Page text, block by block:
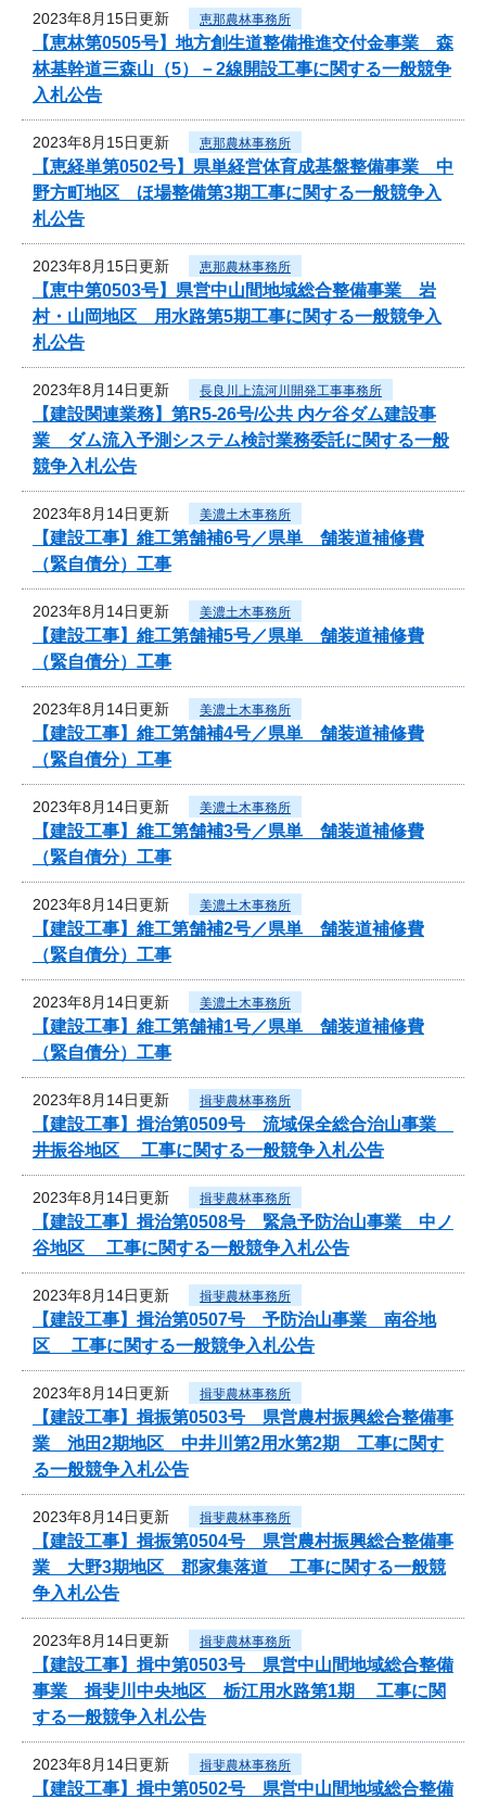
2023年8月15日更新 恵那農林事務所
【恵林第0505号】地方創生道整備推進交付金事業 森
林基幹道三森山（5）－2線開設工事に関する一般競争
入札公告
2023年8月15日更新 恵那農林事務所
【恵経単第0502号】県単経営体育成基盤整備事業 中
野方町地区 ほ場整備第3期工事に関する一般競争入
札公告
2023年8月15日更新 恵那農林事務所
【恵中第0503号】県営中山間地域総合整備事業 岩
村・山岡地区 用水路第5期工事に関する一般競争入
札公告
2023年8月14日更新 長良川上流河川開発工事事務所
【建設関連業務】第R5-26号/公共 内ケ谷ダム建設事
業 ダム流入予測システム検討業務委託に関する一般
競争入札公告
2023年8月14日更新 美濃土木事務所
【建設工事】維工第舗補6号／県単 舗装道補修費
（緊自債分）工事
2023年8月14日更新 美濃土木事務所
【建設工事】維工第舗補5号／県単 舗装道補修費
（緊自債分）工事
2023年8月14日更新 美濃土木事務所
【建設工事】維工第舗補4号／県単 舗装道補修費
（緊自債分）工事
2023年8月14日更新 美濃土木事務所
【建設工事】維工第舗補3号／県単 舗装道補修費
（緊自債分）工事
2023年8月14日更新 美濃土木事務所
【建設工事】維工第舗補2号／県単 舗装道補修費
（緊自債分）工事
2023年8月14日更新 美濃土木事務所
【建設工事】維工第舗補1号／県単 舗装道補修費
（緊自債分）工事
2023年8月14日更新 揖斐農林事務所
【建設工事】揖治第0509号 流域保全総合治山事業
井振谷地区 工事に関する一般競争入札公告
2023年8月14日更新 揖斐農林事務所
【建設工事】揖治第0508号 緊急予防治山事業 中ノ
谷地区 工事に関する一般競争入札公告
2023年8月14日更新 揖斐農林事務所
【建設工事】揖治第0507号 予防治山事業 南谷地
区 工事に関する一般競争入札公告
2023年8月14日更新 揖斐農林事務所
【建設工事】揖振第0503号 県営農村振興総合整備事
業 池田2期地区 中井川第2用水第2期 工事に関す
る一般競争入札公告
2023年8月14日更新 揖斐農林事務所
【建設工事】揖振第0504号 県営農村振興総合整備事
業 大野3期地区 郡家集落道 工事に関する一般競
争入札公告
2023年8月14日更新 揖斐農林事務所
【建設工事】揖中第0503号 県営中山間地域総合整備
事業 揖斐川中央地区 栃江用水路第1期 工事に関
する一般競争入札公告
2023年8月14日更新 揖斐農林事務所
【建設工事】揖中第0502号 県営中山間地域総合整備